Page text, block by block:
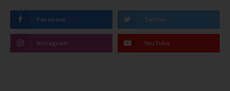
Facebook Twitter
Instagram YouTube